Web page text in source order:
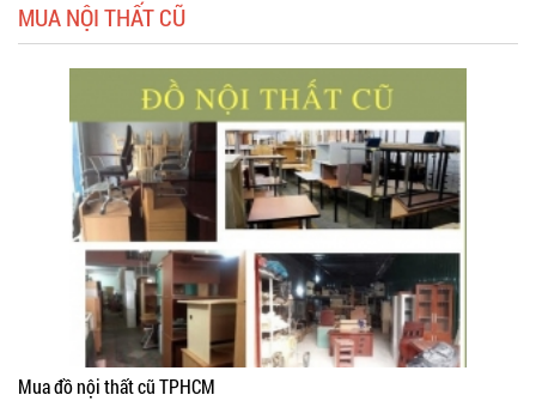
MUA NỘI THẤT CŨ
Mua đồ nội thất cũ TPHCM